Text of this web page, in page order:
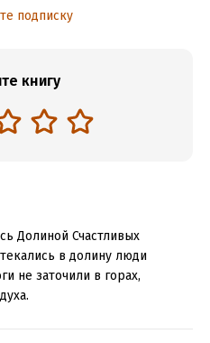
подписку
книгу
Долиной Счастливых
в долину люди
не заточили в горах,